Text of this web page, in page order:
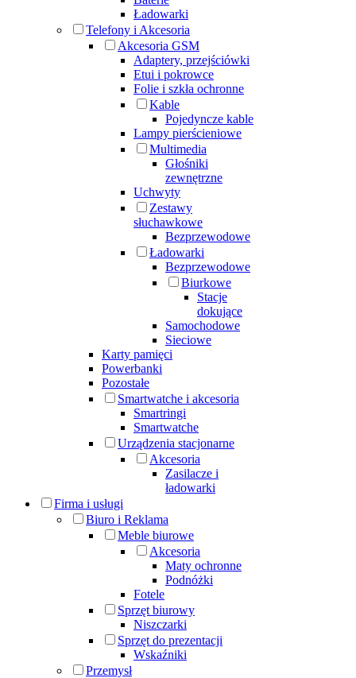
Ładowarki
Telefony i Akcesoria
Akcesoria GSM
Adaptery, przejściówki
Etui i pokrowce
Folie i szkła ochronne
Kable
Pojedyncze kable
Lampy pierścieniowe
Multimedia
Głośniki
zewnętrzne
Uchwyty
Zestawy
słuchawkowe
Bezprzewodowe
Ładowarki
Bezprzewodowe
Biurkowe
Stacje
dokujące
Samochodowe
Sieciowe
Karty pamięci
Powerbanki
Pozostałe
Smartwatche i akcesoria
Smartringi
Smartwatche
Urządzenia stacjonarne
Akcesoria
Zasilacze i
ładowarki
Firma i usługi
Biuro i Reklama
Meble biurowe
Akcesoria
Maty ochronne
Podnóżki
Fotele
Sprzęt biurowy
Niszczarki
Sprzęt do prezentacji
Wskaźniki
Przemysł